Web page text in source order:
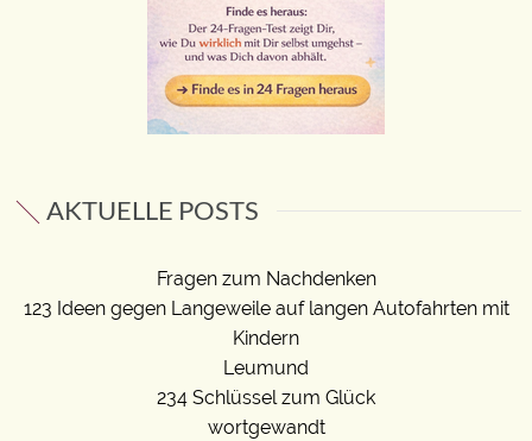
AKTUELLE POSTS
Fragen zum Nachdenken
123 Ideen gegen Langeweile auf langen Autofahrten mit
Kindern
Leumund
234 Schlüssel zum Glück
wortgewandt